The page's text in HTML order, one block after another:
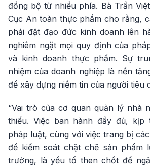
đồng bộ từ nhiều phía. Bà Trần
Cục An toàn thực phẩm cho rằng,
phải đặt đạo đức kinh doanh lên
nghiêm ngặt mọi quy định của
và kinh doanh thực phẩm. Sự
nhiệm của doanh nghiệp là nền
để xây dựng niềm tin của người tiêu
“Vai trò của cơ quan quản lý nhà
thiếu. Việc ban hành đầy đủ, kịp
pháp luật, cùng với việc trang bị
để kiểm soát chặt chẽ sản phẩm
trường, là yếu tố then chốt để